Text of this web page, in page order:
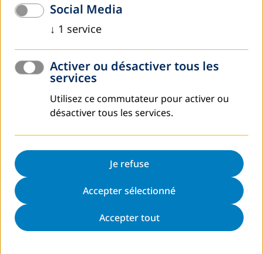
l’éducation qui fait de l’élève un simple «objet»
réceptionnant passivement des savoirs préélaborés, ce
que Freire appelle «l’éducation bancaire»
réalité est la véritable source de connaissances que nous
ne pouvons simplifier en l’isolant des dynamiques réelles
socio-économiques, culturelles et politiques du contexte.
«La connaissance est un processus qui résulte de l’action
permanente des êtres humains sur la réalité»
, nous
rappelle Paulo Freire.
des moments et des circonstances qui provoquent la
synthèse qu’avec une grande capacité de compréhension
et de projection, certains auteurs sont capables de
systématiser et de présenter comme une
«construction
théorique»
À partir de cette relation dialectique entre«l’être», le
Social Media
↓ 1 service
Activer ou désactiver tous les
services
Utilisez ce commutateur pour activer ou
désactiver tous les services.
Je refuse
Accepter sélectionné
Accepter tout